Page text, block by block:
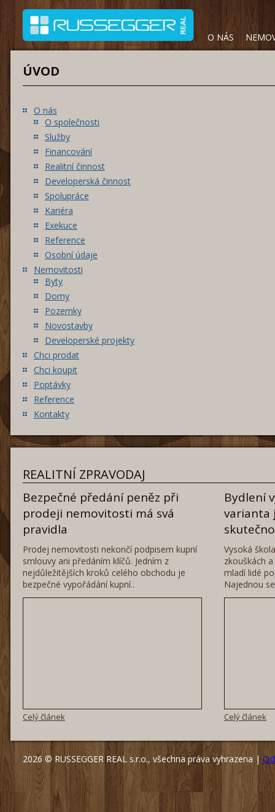
O NÁS
ÚVOD
O nás
O společnosti
Služby
Financování
Realitní činnost
Developerská činnost
Spolupráce
Kariéra
Exekuce
Reference
Osobní údaje
Nemovitosti
Byty
Domy
Pozemky
Novostavby
Developerské projekty
Chci prodat
Chci koupit
Poptávky
Reference
Kontakty
REALITNÍ ZPRAVODAJ
Bezpečné předání peněz při
prodeji nemovitosti má svá
pravidla
Prodej nemovitosti nekončí podpisem kupní
smlouvy ani předáním klíčů. Jedním z
nejdůležitějších kroků celého obchodu je
bezpečné vypořádání kupní..
Celý článek
Bydlení
varianta
Vysoká
zkouškách
mladí lidé
Najednou
Celý článek
2026 © RUSSEGGER REAL s.r.o., všechna práva vyhrazena |